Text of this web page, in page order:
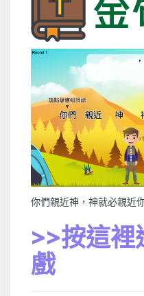
你們親近神，神就必親近
>>按這裡
戲